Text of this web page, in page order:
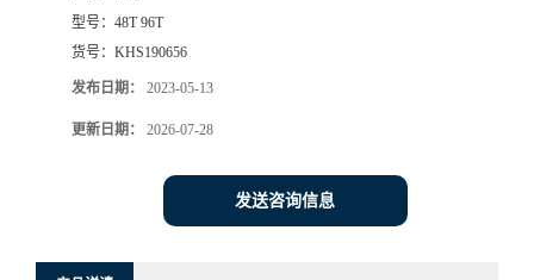
型号： 48T 96T
货号： KHS190656
发布日期： 2023-05-13
更新日期： 2026-07-28
发送咨询信息